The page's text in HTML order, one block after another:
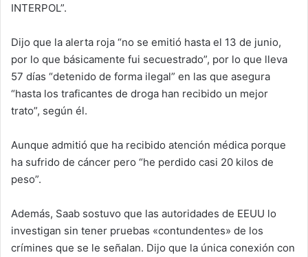
INTERPOL”.
Dijo que la alerta roja “no se emitió hasta el 13 de junio,
por lo que básicamente fui secuestrado”, por lo que lleva
57 días “detenido de forma ilegal” en las que asegura
“hasta los traficantes de droga han recibido un mejor
trato”, según él.
Aunque admitió que ha recibido atención médica porque
ha sufrido de cáncer pero “he perdido casi 20 kilos de
peso”.
Además, Saab sostuvo que las autoridades de EEUU lo
investigan sin tener pruebas «contundentes» de los
crímines que se le señalan. Dijo que la única conexión con